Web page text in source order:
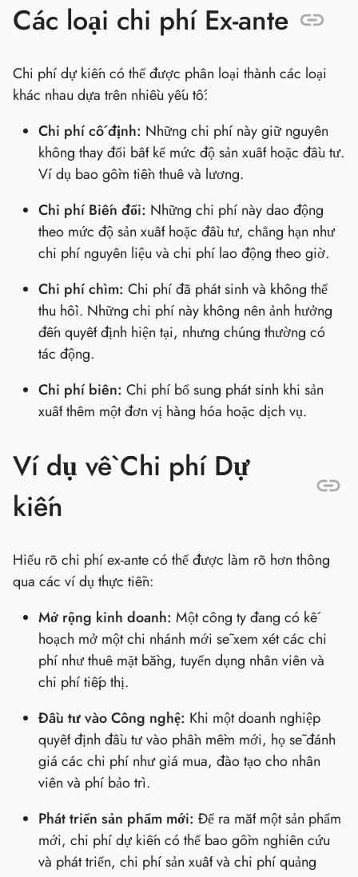
Các loại chi phí Ex-ante
Chi phí dự kiến có thể được phân loại thành các loại
khác nhau dựa trên nhiều yếu tố:
Chi phí cố định: Những chi phí này giữ nguyên
không thay đổi bất kể mức độ sản xuất hoặc đầu tư.
Ví dụ bao gồm tiền thuê và lương.
Chi phí Biến đổi: Những chi phí này dao động
theo mức độ sản xuất hoặc đầu tư, chẳng hạn như
chi phí nguyên liệu và chi phí lao động theo giờ.
Chi phí chìm: Chi phí đã phát sinh và không thể
thu hồi. Những chi phí này không nên ảnh hưởng
đến quyết định hiện tại, nhưng chúng thường có
tác động.
Chi phí biên: Chi phí bổ sung phát sinh khi sản
xuất thêm một đơn vị hàng hóa hoặc dịch vụ.
Ví dụ về Chi phí Dự
kiến
Hiểu rõ chi phí ex-ante có thể được làm rõ hơn thông
qua các ví dụ thực tiễn:
Mở rộng kinh doanh: Một công ty đang có kế
hoạch mở một chi nhánh mới sẽ xem xét các chi
phí như thuê mặt bằng, tuyển dụng nhân viên và
chi phí tiếp thị.
Đầu tư vào Công nghệ: Khi một doanh nghiệp
quyết định đầu tư vào phần mềm mới, họ sẽ đánh
giá các chi phí như giá mua, đào tạo cho nhân
viên và phí bảo trì.
Phát triển sản phẩm mới: Để ra mắt một sản phẩm
mới, chi phí dự kiến có thể bao gồm nghiên cứu
và phát triển, chi phí sản xuất và chi phí quảng